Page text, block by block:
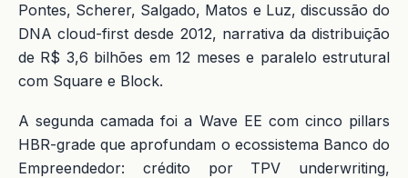
Pontes, Scherer, Salgado, Matos e Luz, discussão do
DNA cloud-first desde 2012, narrativa da distribuição
de R$ 3,6 bilhões em 12 meses e paralelo estrutural
com Square e Block.
A segunda camada foi a Wave EE com cinco pillars
HBR-grade que aprofundam o ecossistema Banco do
Empreendedor: crédito por TPV underwriting,